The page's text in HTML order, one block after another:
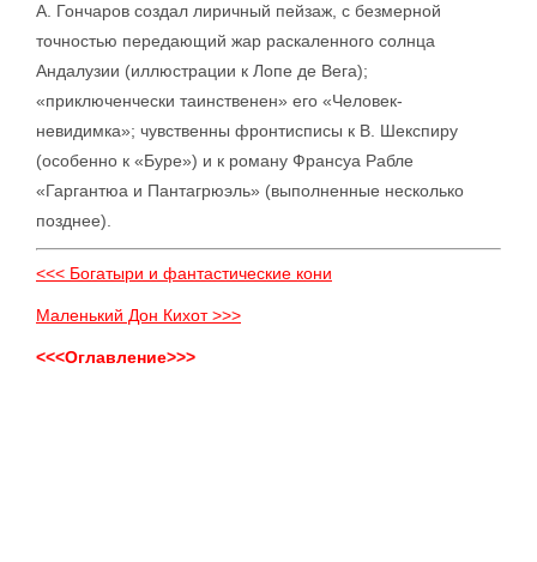
А. Гончаров создал лиричный пейзаж, с безмерной
точностью передающий жар раскаленного солнца
Андалузии (иллюстрации к Лопе де Вега);
«приключенчески таинственен» его «Человек-
невидимка»; чувственны фронтисписы к В. Шекспиру
(особенно к «Буре») и к роману Франсуа Рабле
«Гаргантюа и Пантагрюэль» (выполненные несколько
позднее).
<<< Богатыри и фантастические кони
Маленький Дон Кихот >>>
<<<Оглавление>>>